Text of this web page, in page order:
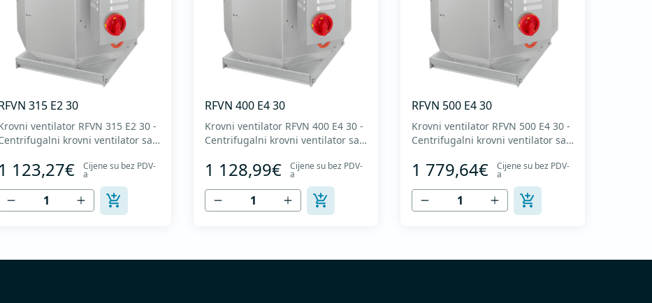
315 E2 30
ventilator RFVN 315 E2 30 -
krovni ventilator sa
vertikalnim izduvavanjem - Motor
van struje vazduha - Maksimalan
vazduha: do 3.860 m3/h -
kontinualan rad sa
1 123,27€ Cijene su bez PDV-
a
RFVN 400 E4 30
Krovni ventilator RFVN 400 E4 30 -
Centrifugalni krovni ventilator sa
vertikalnim izduvavanjem - Motor
van struje vazduha - Maksimalan
protok vazduha: do 4.170 m3/h -
Za kontinualan rad sa
1 128,99€ Cijene su bez PDV-
a
RFVN 500 E4 30
Krovni ventilator RFVN 500 E4 30 -
Centrifugalni krovni ventilator sa
vertikalnim izduvavanjem - Motor
van struje vazduha - Maksimalan
protok vazduha: do 8.215 m3/h -
Za kontinualan rad sa
1 779,64€ Cijene su bez PDV-
a